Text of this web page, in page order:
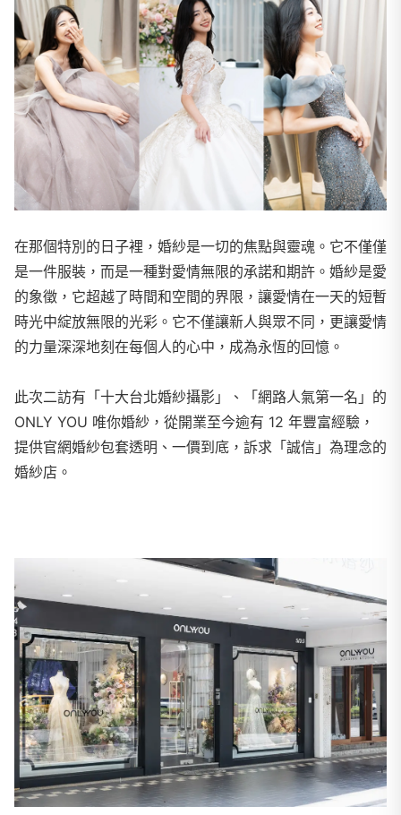
在那個特別的日子裡，婚紗是一切的焦點與靈魂。它不僅僅
是一件服裝，而是一種對愛情無限的承諾和期許。婚紗是愛
的象徵，它超越了時間和空間的界限，讓愛情在一天的短暫
時光中綻放無限的光彩。它不僅讓新人與眾不同，更讓愛情
的力量深深地刻在每個人的心中，成為永恆的回憶。
此次二訪有「十大台北婚紗攝影」、「網路人氣第一名」的
ONLY YOU 唯你婚紗，從開業至今逾有 12 年豐富經驗，
提供官網婚紗包套透明、一價到底，訴求「誠信」為理念的
婚紗店。